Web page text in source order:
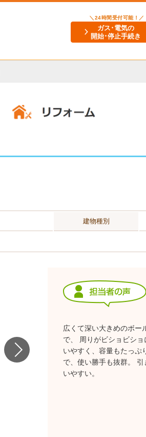
＼24時間受付可能！／
ガス･電気の
開始･停止手続き
建物種別
広くて深い大きめのボー
で、 周りがビショビシ
いやすく、容量もたっぷ
で、使い勝手も抜群。
いやすい。